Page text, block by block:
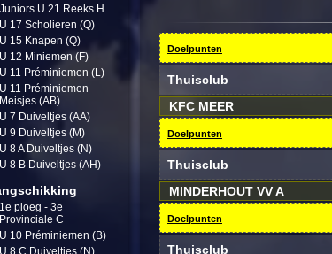
Juniors U 21 Reeks H
U 17 Scholieren (Q)
U 15 Knapen (Q)
U 12 Miniemen (F)
U 11 Préminiemen (L)
U 11 Préminiemen
Meisjes (AB)
U 7 Duiveltjes (AA)
U 9 Duiveltjes (M)
U 8 A Duiveltjes (N)
U 8 B Duiveltjes (AH)
1e ploeg - 3e
Provinciale C
U 10 Préminiemen (B)
U 8 C Duiveltjes (N)
Doelpunten
Thuisclub
KFC MEER
Doelpunten
Thuisclub
MINDERHOUT VV A
Doelpunten
Thuisclub